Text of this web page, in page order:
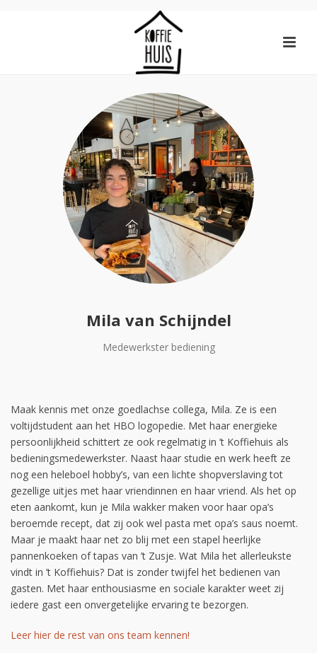
Mila van Schijndel
Medewerkster bediening
Maak kennis met onze goedlachse collega, Mila. Ze is een
voltijdstudent aan het HBO logopedie. Met haar energieke
persoonlijkheid schittert ze ook regelmatig in ’t Koffiehuis als
bedieningsmedewerkster. Naast haar studie en werk heeft ze
nog een heleboel hobby’s, van een lichte shopverslaving tot
gezellige uitjes met haar vriendinnen en haar vriend. Als het op
eten aankomt, kun je Mila wakker maken voor haar opa’s
beroemde recept, dat zij ook wel pasta met opa’s saus noemt.
Maar je maakt haar net zo blij met een stapel heerlijke
pannenkoeken of tapas van ’t Zusje. Wat Mila het allerleukste
vindt in ’t Koffiehuis? Dat is zonder twijfel het bedienen van
gasten. Met haar enthousiasme en sociale karakter weet zij
iedere gast een onvergetelijke ervaring te bezorgen.
Leer hier de rest van ons team kennen!